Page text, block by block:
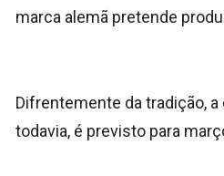
marca alemã pretende
Difrentemente da tradição,
todavia, é previsto para